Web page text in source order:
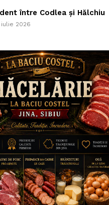
între Codlea și Hălchiu
iulie 2026